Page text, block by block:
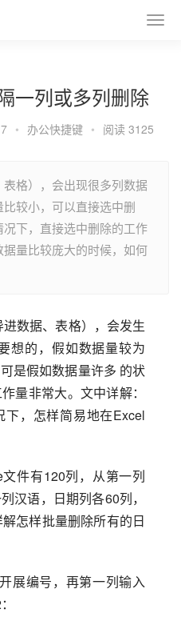
一列或多列删除
• 办公快捷键 • 阅读 3125
格），会出现很多列数据
较小，可以直接选中删
下，直接选中删除的工作
量比较庞大的时候，如何
数据、表格），会发生
想的，假如数据量较为
是假如数据量许多 的状
量非常大。文中详解：
，怎样简易地在Excel
件有120列，从第一列
汉语，日期列各60列，
怎样批量删除所有的日
展编号，再第一列输入